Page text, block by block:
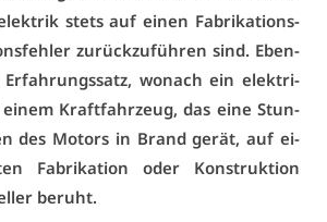
stets auf ei­nen Fa­bri­ka­ti­ons-
zu­rück­zu­füh­ren sind. Eben­
wo­nach ein elek­tri­
Kraft­fahr­zeug, das ei­ne Stun­
des Mo­tors in Brand ge­rät, auf ei­
Fa­bri­ka­ti­on oder Kon­struk­ti­on
be­ruht.